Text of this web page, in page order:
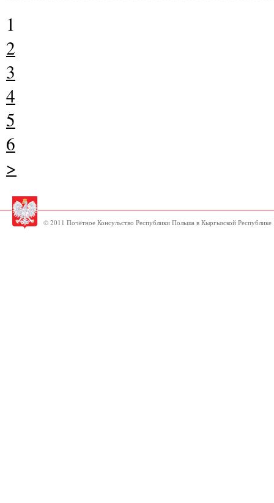
1
2
3
4
5
6
>
© 2011 Почётное Консульство Республики Польша в Кыргызской Республике